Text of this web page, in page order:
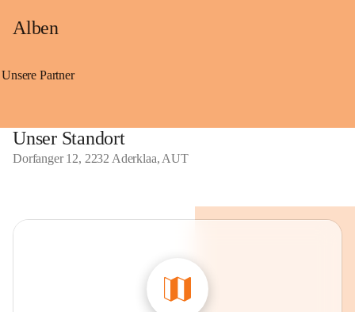
Alben
Unsere Partner
Unser Standort
Dorfanger 12, 2232 Aderklaa, AUT